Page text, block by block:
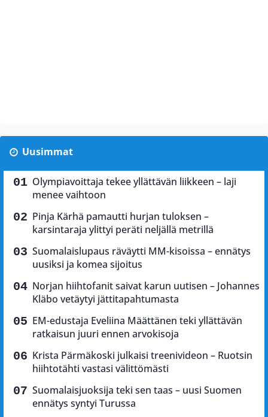
Uusimmat
Olympiavoittaja tekee yllättävän liikkeen – laji
menee vaihtoon
Pinja Kärhä pamautti hurjan tuloksen –
karsintaraja ylittyi peräti neljällä metrillä
Suomalaislupaus räväytti MM-kisoissa – ennätys
uusiksi ja komea sijoitus
Norjan hiihtofanit saivat karun uutisen – Johannes
Kläbo vetäytyi jättitapahtumasta
EM-edustaja Eveliina Määttänen teki yllättävän
ratkaisun juuri ennen arvokisoja
Krista Pärmäkoski julkaisi treenivideon – Ruotsin
hiihtotähti vastasi välittömästi
Suomalaisjuoksija teki sen taas – uusi Suomen
ennätys syntyi Turussa